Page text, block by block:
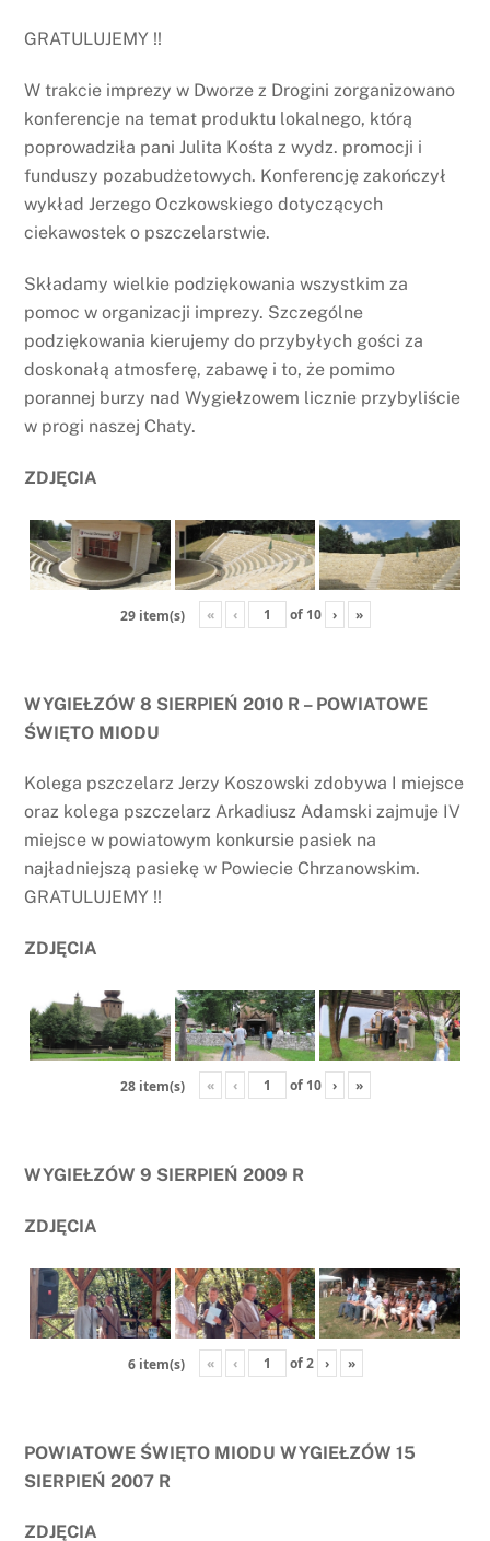
GRATULUJEMY !!
W trakcie imprezy w Dworze z Drogini zorganizowano
konferencje na temat produktu lokalnego, którą
poprowadziła pani Julita Kośta z wydz. promocji i
funduszy pozabudżetowych. Konferencję zakończył
wykład Jerzego Oczkowskiego dotyczących
ciekawostek o pszczelarstwie.
Składamy wielkie podziękowania wszystkim za
pomoc w organizacji imprezy. Szczególne
podziękowania kierujemy do przybyłych gości za
doskonałą atmosferę, zabawę i to, że pomimo
porannej burzy nad Wygiełzowem licznie przybyliście
w progi naszej Chaty.
ZDJĘCIA
29 item(s) « ‹ of 10 › »
WYGIEŁZÓW 8 SIERPIEŃ 2010 R – POWIATOWE
ŚWIĘTO MIODU
Kolega pszczelarz Jerzy Koszowski zdobywa I miejsce
oraz kolega pszczelarz Arkadiusz Adamski zajmuje IV
miejsce w powiatowym konkursie pasiek na
najładniejszą pasiekę w Powiecie Chrzanowskim.
GRATULUJEMY !!
ZDJĘCIA
28 item(s) « ‹ of 10 › »
WYGIEŁZÓW 9 SIERPIEŃ 2009 R
ZDJĘCIA
6 item(s) « ‹ of2 › »
POWIATOWE ŚWIĘTO MIODU WYGIEŁZÓW 15
SIERPIEŃ 2007 R
ZDJĘCIA